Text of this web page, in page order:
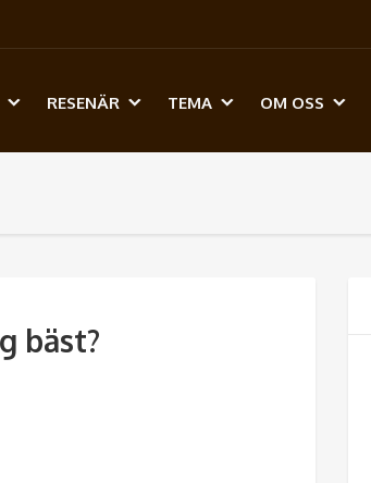
RESENÄR TEMA OM OSS
bäst?